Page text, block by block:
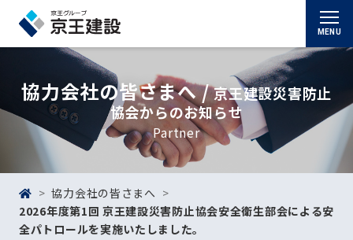
MENU
協力会社の皆さまへ /京王建設災害防止
協会からのお知らせ
Partner
協力会社の皆さまへ
2026年度第1回 京王建設災害防止協会安全衛生部会による安
全パトロールを実施いたしました。